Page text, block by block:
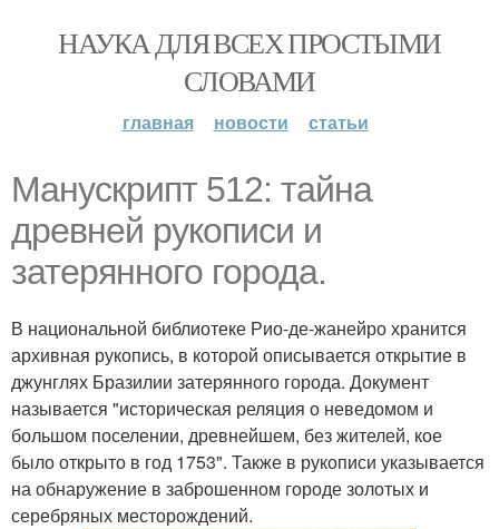
НАУКА ДЛЯ ВСЕХ ПРОСТЫМИ
СЛОВАМИ
главная новости статьи
Манускрипт 512: тайна
древней рукописи и
затерянного города.
В национальной библиотеке Рио-де-жанейро хранится
архивная рукопись, в которой описывается открытие в
джунглях Бразилии затерянного города. Документ
называется "историческая реляция о неведомом и
большом поселении, древнейшем, без жителей, кое
было открыто в год 1753". Также в рукописи указывается
на обнаружение в заброшенном городе золотых и
серебряных месторождений.